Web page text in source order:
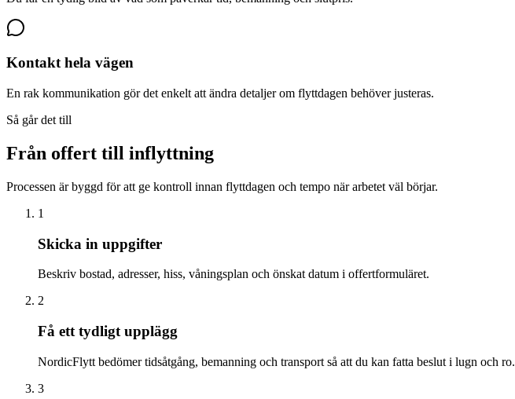
Kontakt hela vägen
En rak kommunikation gör det enkelt att ändra detaljer om flyttdagen behöver justeras.
Så går det till
Från offert till inflyttning
Processen är byggd för att ge kontroll innan flyttdagen och tempo när arbetet väl börjar.
1
Skicka in uppgifter
Beskriv bostad, adresser, hiss, våningsplan och önskat datum i offertformuläret.
2
Få ett tydligt upplägg
NordicFlytt bedömer tidsåtgång, bemanning och transport så att du kan fatta beslut i lugn och ro.
3